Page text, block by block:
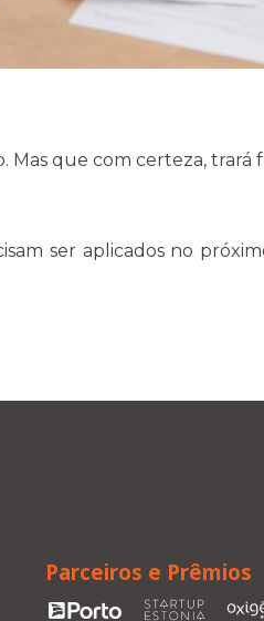
que com certeza, trará
ser aplicados no
Parceiros e Prêmios